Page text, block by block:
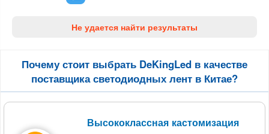
Не удается найти результаты
Почему стоит выбрать DeKingLed в качестве
поставщика светодиодных лент в Китае?
Высококлассная кастомизация